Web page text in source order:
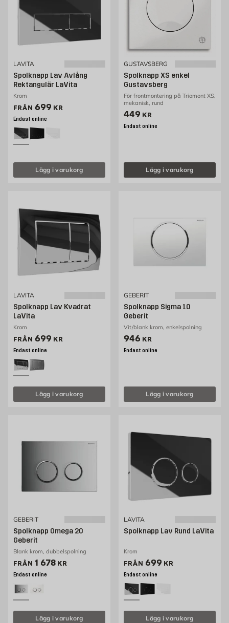
LAVITA
Spolknapp Lav Avlång
Rektangulär LaVita
Krom
FRÅN Pris 699 kr
699 KR
Endast online
Lägg i varukorg
GUSTAVSBERG
Spolknapp XS enkel
Gustavsberg
För frontmontering på Triomont XS,
mekanisk, rund
Pris 449 kr
449 KR
Endast online
Lägg i varukorg
LAVITA
Spolknapp Lav Kvadrat
LaVita
Krom
FRÅN Pris 699 kr
699 KR
Endast online
Lägg i varukorg
GEBERIT
Spolknapp Sigma 10
Geberit
Vit/blank krom, enkelspolning
Pris 946 kr
946 KR
Endast online
Lägg i varukorg
GEBERIT
Spolknapp Omega 20
Geberit
Blank krom, dubbelspolning
FRÅN Pris 1223 kr
1 678 KR
Endast online
Lägg i varukorg
LAVITA
Spolknapp Lav Rund LaVita
Krom
FRÅN Pris 699 kr
699 KR
Endast online
Lägg i varukorg